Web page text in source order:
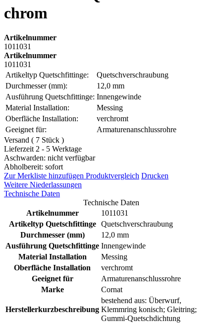
chrom
Artikelnummer
1011031
Artikelnummer
1011031
Artikeltyp Quetschfittinge:
Quetschverschraubung
Durchmesser (mm):
12,0 mm
Ausführung Quetschfittinge: Innengewinde
Material Installation:
Messing
Oberfläche Installation:
verchromt
Geeignet für:
Armaturenanschlussrohre
Versand ( 7 Stück )
Lieferzeit 2 - 5 Werktage
Aschwarden: nicht verfügbar
Abholbereit: sofort
Zur Merkliste hinzufügen Produktvergleich Drucken
Weitere Niederlassungen
Technische Daten
Technische Daten
Artikelnummer
1011031
Artikeltyp Quetschfittinge
Quetschverschraubung
Durchmesser (mm)
12,0 mm
Ausführung Quetschfittinge Innengewinde
Material Installation
Messing
Oberfläche Installation
verchromt
Geeignet für
Armaturenanschlussrohre
Marke
Cornat
Herstellerkurzbeschreibung
bestehend aus: Überwurf,
Klemmring konisch; Gleitring;
Gummi-Quetschdichtung